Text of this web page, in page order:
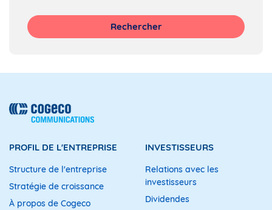
Rechercher
PROFIL DE L'ENTREPRISE
Structure de l'entreprise
Stratégie de croissance
À propos de Cogeco
INVESTISSEURS
Relations avec les
investisseurs
Dividendes